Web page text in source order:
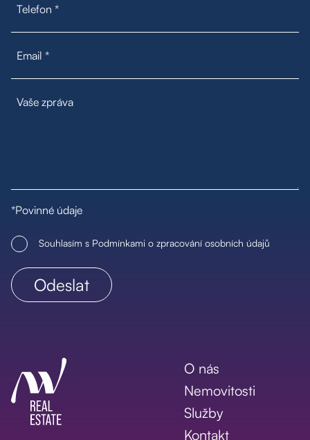
*Povinné údaje
Souhlasím s Podmínkami o zpracování osobních údajů
O nás
Nemovitosti
Služby
Kontakt